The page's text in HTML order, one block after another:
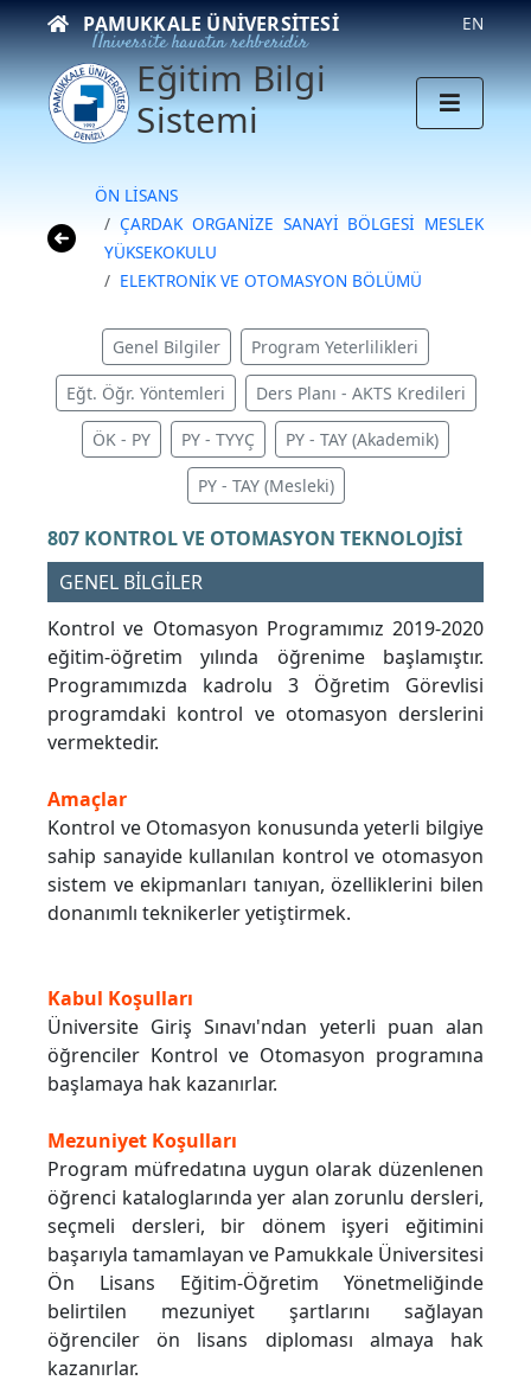
PAMUKKALE ÜNIVERSITESI
Üniversite hayatın rehberidir
EN
Eğitim Bilgi
Sistemi
ÖN LİSANS
ÇARDAK ORGANİZE SANAYİ BÖLGESİ MESLEK
YÜKSEKOKULU
ELEKTRONİK VE OTOMASYON BÖLÜMÜ
Genel Bilgiler Program Yeterlilikleri
Eğt. Öğr. Yöntemleri Ders Planı - AKTS Kredileri
ÖK - PY PY - TYYÇ PY - TAY (Akademik)
PY - TAY (Mesleki)
807 KONTROL VE OTOMASYON TEKNOLOJİSİ
GENEL BİLGİLER
Kontrol ve Otomasyon Programımız 2019-2020
eğitim-öğretim yılında öğrenime başlamıştır.
Programımızda kadrolu 3 Öğretim Görevlisi
programdaki kontrol ve otomasyon derslerini
vermektedir.
Amaçlar
Kontrol ve Otomasyon konusunda yeterli bilgiye
sahip sanayide kullanılan kontrol ve otomasyon
sistem ve ekipmanları tanıyan, özelliklerini bilen
donanımlı teknikerler yetiştirmek.
Kabul Koşulları
Üniversite Giriş Sınavı'ndan yeterli puan alan
öğrenciler Kontrol ve Otomasyon programına
başlamaya hak kazanırlar.
Mezuniyet Koşulları
Program müfredatına uygun olarak düzenlenen
öğrenci kataloglarında yer alan zorunlu dersleri,
seçmeli dersleri, bir dönem işyeri eğitimini
başarıyla tamamlayan ve Pamukkale Üniversitesi
Ön Lisans Eğitim-Öğretim Yönetmeliğinde
belirtilen mezuniyet şartlarını sağlayan
öğrenciler ön lisans diploması almaya hak
kazanırlar.